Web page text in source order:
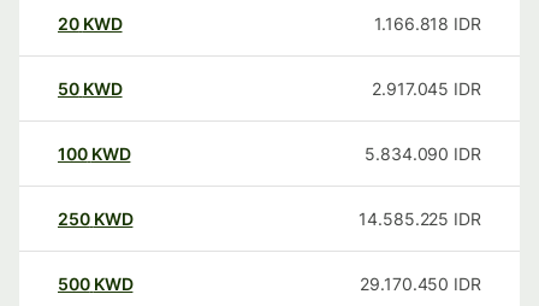
20 KWD 1.166.818 IDR
50 KWD 2.917.045 IDR
100 KWD 5.834.090 IDR
250 KWD 14.585.225 IDR
500 KWD 29.170.450 IDR